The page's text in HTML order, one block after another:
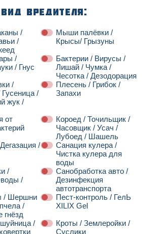
Вид вредителя:
/
/
Мыши палёвки /
Крысы/ Грызуны
/
/ Гнус
Бактерии / Вирусы /
Лишай / Чумка /
Чесотка / Дезодорация
/
Гусеница /
жук /
Плесень / Грибок /
Запахи
от
Короед / Точильщик /
Часовщик / Усач /
Лубоед / Шашель
/
Санация кулера /
Чистка кулера для
воды
/
/
Санобработка авто /
Дезинфекция
автотранспорта
/ Шершни
/
гнёзд
Пест-контроль / ГелЬ
XILIX Gel
/
Кроты / Землеройки /
Суслики